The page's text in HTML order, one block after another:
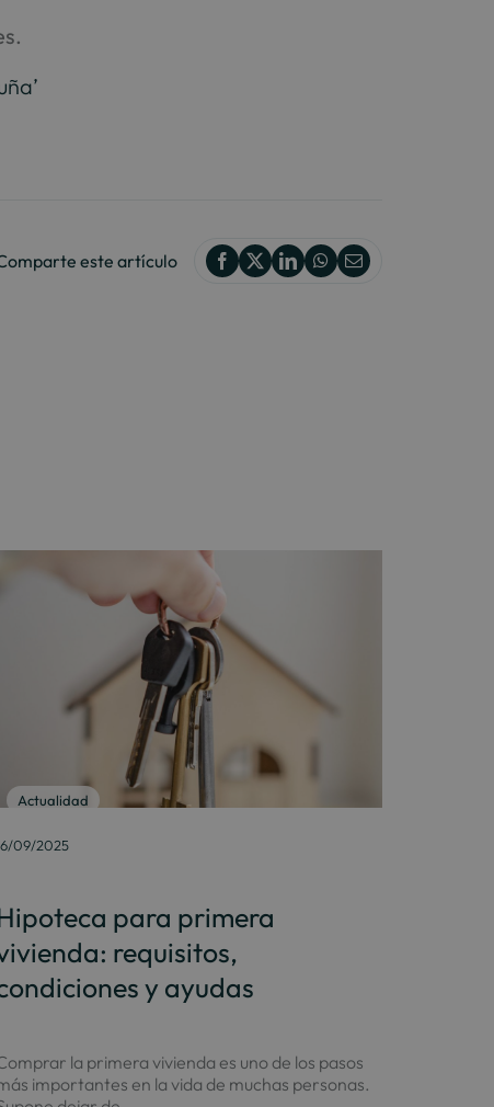
este artículo
Actualidad
09/2025
para primera
requisitos,
y ayudas
la primera vivienda es uno de los pasos
importantes en la vida de muchas personas.